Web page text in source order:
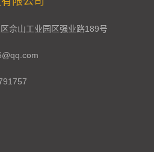
佘山工业园区强业路189号